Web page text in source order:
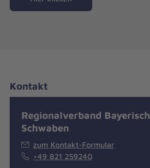
Kontakt
Regionalverband Bayerisch
Schwaben
zum Kontakt-Formular
+49 821 259240